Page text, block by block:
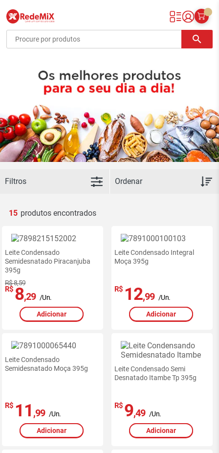
Redemix – Supermercado Online
search
Filtros
15
Leite Condensado
Semidesnatado Piracanjuba
395g
R$ 8,59
R$ 8,29 /Un.
Adicionar
Leite Condensado Integral
Moça 395g
R$ 12,99 /Un.
Adicionar
Leite Condensado
Semidesnatado Moça 395g
R$ 11 ,99 /Un.
Adicionar
Ofertas
exclusivas
site
-
RedeMiX
Leite Condensado Semi
Desnatado Itambe Tp 395g
R$ 9,49 /Un.
Adicionar